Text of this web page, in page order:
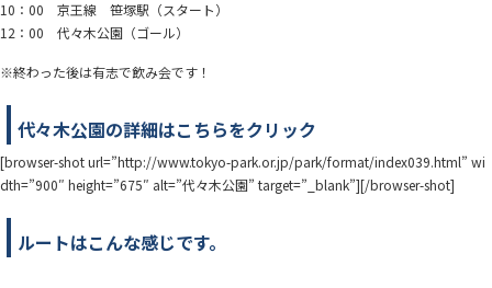
10：00 京王線 笹塚駅（スタート）
12：00 代々木公園（ゴール）
※終わった後は有志で飲み会です！
代々木公園の詳細はこちらをクリック
[browser-shot url=”http://www.tokyo-park.or.jp/park/format/index039.html” wi
dth=”900″ height=”675″ alt=”代々木公園” target=”_blank”][/browser-shot]
ルートはこんな感じです。